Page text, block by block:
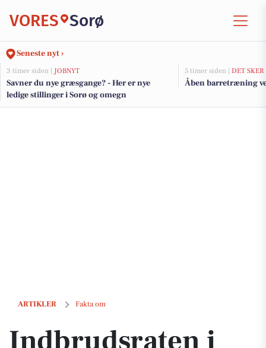
VORES Sorø
Seneste nyt ›
3 timer siden | JOBNYT
Savner du nye græsgange? - Her er nye
ledige stillinger i Sorø og omegn
5 timer siden | DET SKER
Åben barretræning
ARTIKLER Fakta om
Indbrudsraten i Sorø Kommune er faldet